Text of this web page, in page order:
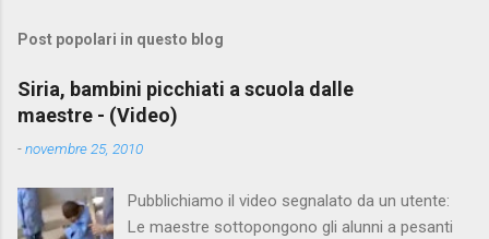
e
n
t
Post popolari in questo blog
Siria, bambini picchiati a scuola dalle
maestre - (Video)
-novembre 25, 2010
Pubblichiamo il video segnalato da un utente:
Le maestre sottopongono gli alunni a pesanti